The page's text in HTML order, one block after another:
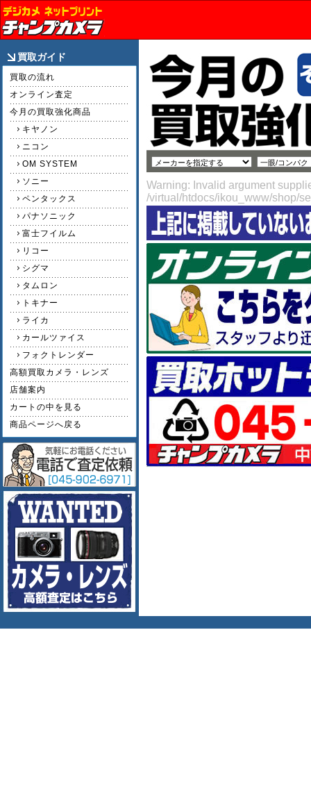
買取ガイド
買取の流れ
オンライン査定
今月の買取強化商品
キヤノン
ニコン
OM SYSTEM
ソニー
ペンタックス
パナソニック
富士フイルム
リコー
シグマ
タムロン
トキナー
ライカ
カールツァイス
フォクトレンダー
高額買取カメラ・レンズ
店舗案内
カートの中を見る
商品ページへ戻る
Warning: Invalid argument
/virtual/htdocs/ikou_www/shop/